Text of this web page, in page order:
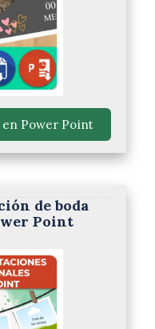
en Power Point
de boda
Point